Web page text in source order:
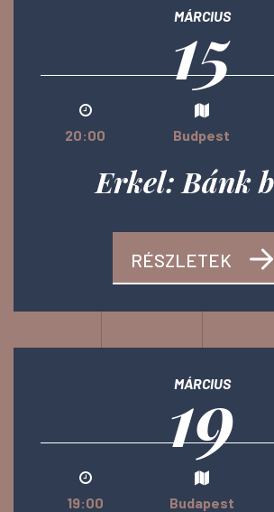
MÁRCIUS
15
20:00 Budpest
Erkel: Bánk
RÉSZLETEK
MÁRCIUS
19
19:00 Budapest